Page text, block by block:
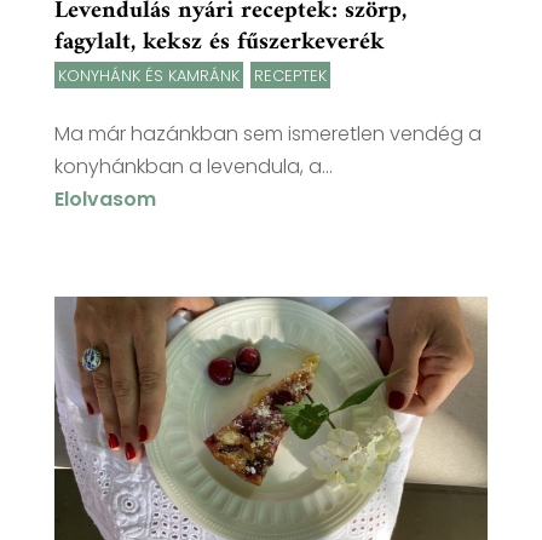
Levendulás nyári receptek: szörp,
fagylalt, keksz és fűszerkeverék
KONYHÁNK ÉS KAMRÁNK RECEPTEK
Ma már hazánkban sem ismeretlen vendég a
konyhánkban a levendula, a...
Elolvasom